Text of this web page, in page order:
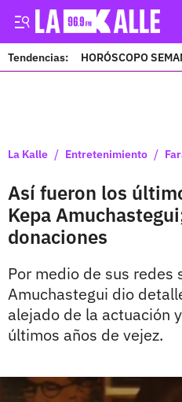
Tendencias: HORÓSCOPO
La Kalle / Entretenimiento /
Así fueron los
Kepa
donaciones
Por medio de sus redes
Amuchastegui dio
alejado de la actuación
últimos años de vejez.